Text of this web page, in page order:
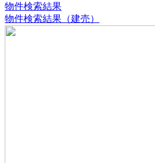
物件検索結果
物件検索結果（建売）